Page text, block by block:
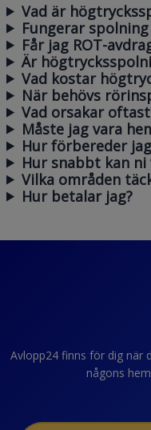
Vad är
Fungerar
Får jag ROT-
Är
Vad kostar
När behövs
Vad orsakar
Måste jag vara
Hur förbereder
Hur snabbt kan
Vilka områden
Hur betalar jag?
Avlopp24 finns för dig när
någons